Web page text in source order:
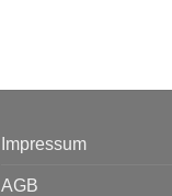
Impressum
AGB